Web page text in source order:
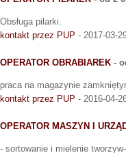
Obsługa pilarki.
kontakt przez PUP - 2017-03-
OPERATOR OBRABIAREK -
praca na magazynie
kontakt przez PUP - 2016-04-
OPERATOR MASZYN I
- sortowanie i mielenie